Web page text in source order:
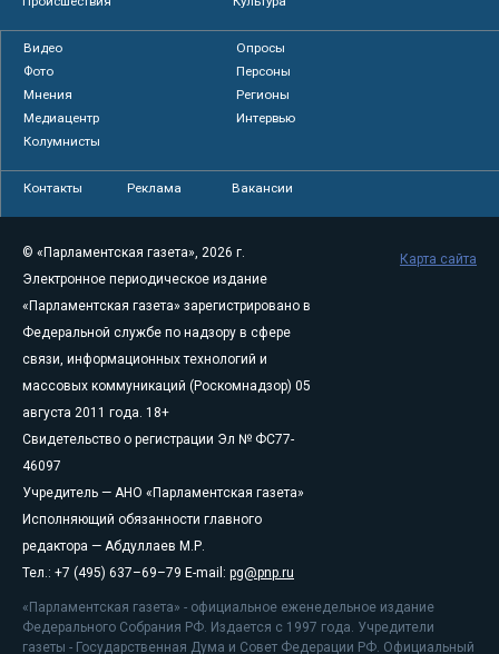
Видео
Опросы
Фото
Персоны
Мнения
Регионы
Медиацентр
Интервью
Колумнисты
Контакты Реклама Вакансии
© «Парламентская газета», 2026 г.
Электронное периодическое издание
«Парламентская газета» зарегистрировано в
Федеральной службе по надзору в сфере
связи, информационных технологий и
массовых коммуникаций (Роскомнадзор) 05
августа 2011 года. 18+
Свидетельство о регистрации Эл № ФС77-
46097
Учредитель — АНО «Парламентская газета»
Исполняющий обязанности главного
редактора — Абдуллаев М.Р.
Тел.: +7 (495) 637–69–79 E-mail: pg@pnp.ru
«Парламентская газета» - официальное еженедельное издание
Федерального Собрания РФ. Издается с 1997 года. Учредители
газеты - Государственная Дума и Совет Федерации РФ. Официальный
Карта сайта